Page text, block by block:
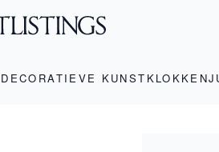
DECORATIEVE KUNST KLOKKEN